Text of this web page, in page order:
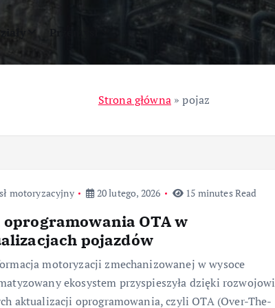
Przemysł
Strona główna»pojaz
motoryzacyjny 20 lutego, 2026 15 minutes Read
oprogramowania OTA w
pojazdów
motoryzacji zmechanizowanej w wysoce
ekosystem przyspieszyła dzięki rozwojowi
aktualizacji oprogramowania, czyli OTA (Over-The-